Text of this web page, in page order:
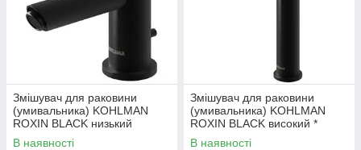
Змішувач для раковини
(умивальника) KOHLMAN
ROXIN BLACK низький
В наявності
Змішувач для раковини
(умивальника) KOHLMAN
ROXIN BLACK високий *
В наявності